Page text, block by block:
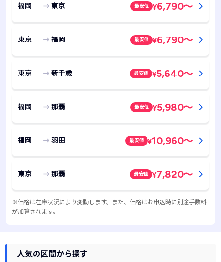
福岡 東京 最安値 ¥6,790～
東京 福岡 最安値 ¥6,790～
東京 新千歳 最安値 ¥5,640～
福岡 那覇 最安値 ¥5,980～
福岡 羽田 最安値 ¥10,960～
東京 那覇 最安値 ¥7,820～
※価格は在庫状況により変動します。また、価格はお申込時に別途手数料
が加算されます。
人気の区間から探す